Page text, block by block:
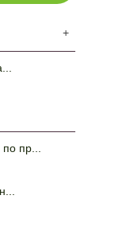
+
пр...